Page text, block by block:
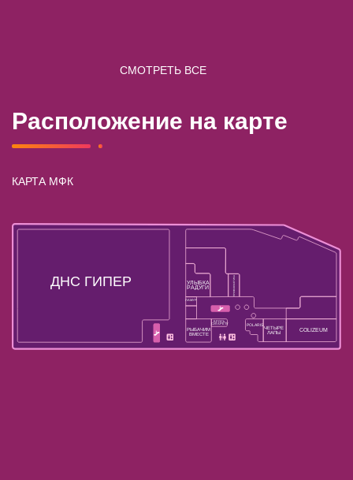
СМОТРЕТЬ ВСЕ
Расположение на карте
КАРТА МФК
ДНС ГИПЕР
РЫБАЧИМ
ВМЕСТЕ
БРОСЬ
СИГАРЕТУ
ЛАМУР
УЛЫБКА
РАДУГИ ПРОФКОСМЕТИКА
COLIZEUM
ЧЕТЫРЕ
ЛАПЫ
POLARIS